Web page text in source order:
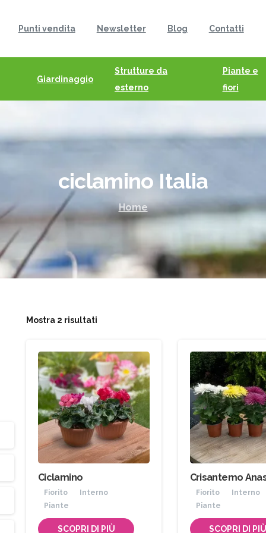
Punti vendita Newsletter Blog Contatti
Giardinaggio
Strutture da
esterno
Piante e
fiori
ciclamino Italia
Home
Mostra 2 risultati
Ciclamino
Fiorito
Interno
Piante
SCOPRI DI PIÙ
Crisantemo
Fiorito
Interno
Piante
SCOPRI DI